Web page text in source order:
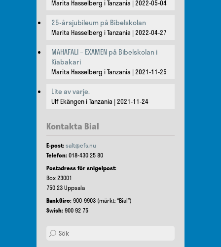
Marita Hasselberg i Tanzania 2022-05-04
25-årsjubileum på Bibelskolan
Marita Hasselberg i Tanzania 2022-04-27
MAHAFALI – EXAMEN på Bibelskolan i
Kiabakari
Marita Hasselberg i Tanzania 2021-11-25
Lite av varje.
Ulf Ekängen i Tanzania 2021-11-24
Kontakta Bial
E-post:salt@efs.nu
Telefon:018-430 25 80
Postadress för snigelpost:
Box 23001
750 23 Uppsala
BankGiro:900-9903 (märkt: “Bial”)
Swish:900 92 75
Search